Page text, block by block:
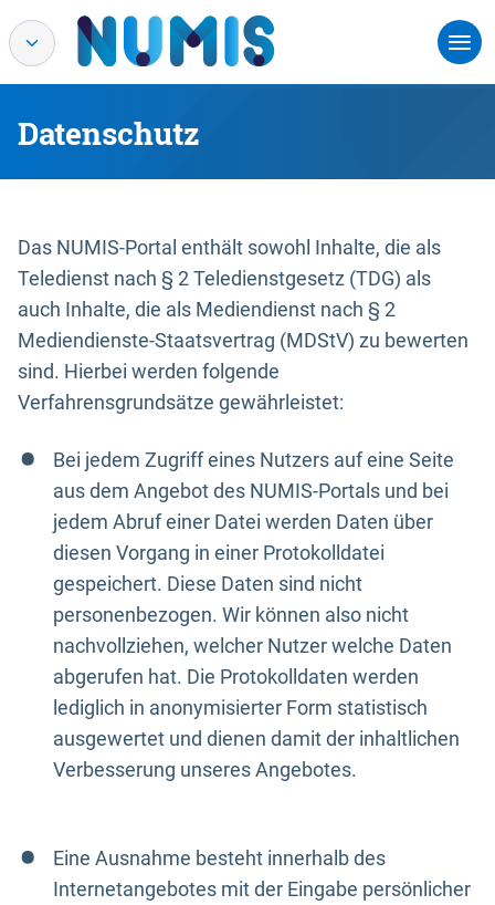
Datenschutz
Das NUMIS-Portal enthält sowohl Inhalte, die als
Teledienst nach § 2 Teledienstgesetz (TDG) als
auch Inhalte, die als Mediendienst nach § 2
Mediendienste-Staatsvertrag (MDStV) zu bewerten
sind. Hierbei werden folgende
Verfahrensgrundsätze gewährleistet:
Bei jedem Zugriff eines Nutzers auf eine Seite
aus dem Angebot des NUMIS-Portals und bei
jedem Abruf einer Datei werden Daten über
diesen Vorgang in einer Protokolldatei
gespeichert. Diese Daten sind nicht
personenbezogen. Wir können also nicht
nachvollziehen, welcher Nutzer welche Daten
abgerufen hat. Die Protokolldaten werden
lediglich in anonymisierter Form statistisch
ausgewertet und dienen damit der inhaltlichen
Verbesserung unseres Angebotes.
Eine Ausnahme besteht innerhalb des
Internetangebotes mit der Eingabe persönlicher